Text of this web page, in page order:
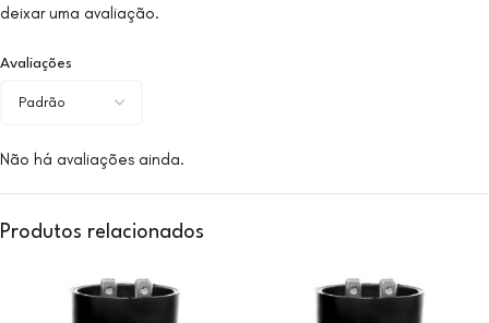
Avaliações
Não há avaliações ainda.
deixar uma avaliação.
Produtos relacionados